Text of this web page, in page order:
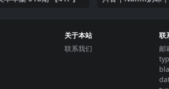
关于本站
联系我们
联
邮